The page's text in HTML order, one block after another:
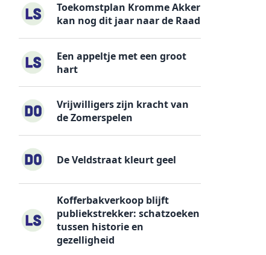
Toekomstplan Kromme Akker
kan nog dit jaar naar de Raad
Een appeltje met een groot
hart
Vrijwilligers zijn kracht van
de Zomerspelen
De Veldstraat kleurt geel
Kofferbakverkoop blijft
publiekstrekker: schatzoeken
tussen historie en
gezelligheid